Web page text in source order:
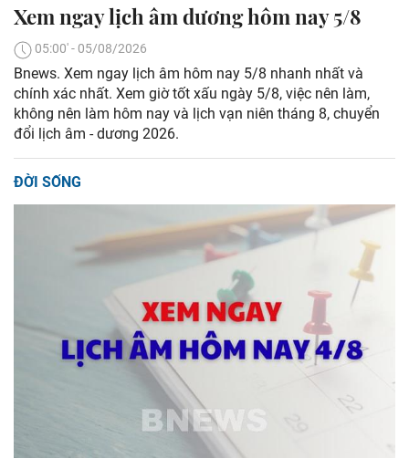
Xem ngay lịch âm dương hôm nay 5/8
05:00' - 05/08/2026
Bnews. Xem ngay lịch âm hôm nay 5/8 nhanh nhất và
chính xác nhất. Xem giờ tốt xấu ngày 5/8, việc nên làm,
không nên làm hôm nay và lịch vạn niên tháng 8, chuyển
đổi lịch âm - dương 2026.
ĐỜI SỐNG